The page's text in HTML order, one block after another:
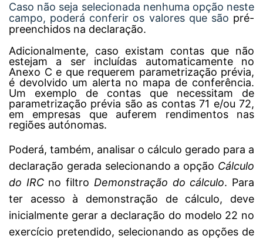
Caso não seja selecionada nenhuma opção neste
campo, poderá conferir os valores que são pré-
preenchidos na declaração.
Adicionalmente, caso existam contas que não
estejam a ser incluídas automaticamente no
Anexo C e que requerem parametrização prévia,
é devolvido um alerta no mapa de conferência.
Um exemplo de contas que necessitam de
parametrização prévia são as contas 71 e/ou 72,
em empresas que auferem rendimentos nas
regiões autónomas.
Poderá, também, analisar o cálculo gerado para a
declaração gerada selecionando a opção Cálculo
do IRCno filtro Demonstração do cálculo. Para
ter acesso à demonstração de cálculo, deve
inicialmente gerar a declaração do modelo 22 no
exercício pretendido, selecionando as opções de